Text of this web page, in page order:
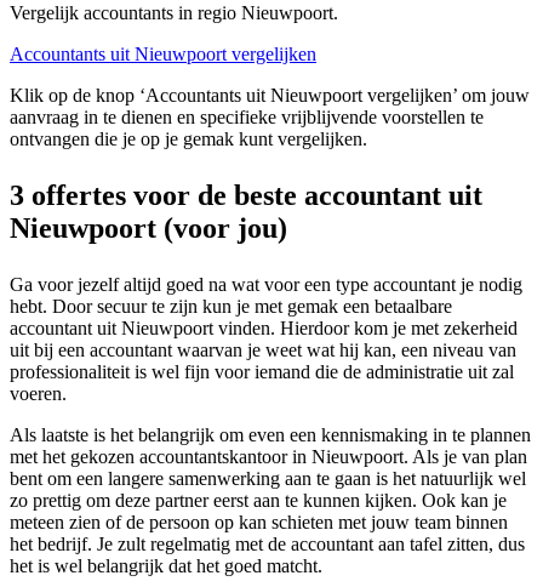
Vergelijk accountants in regio Nieuwpoort.
Accountants uit Nieuwpoort vergelijken
Klik op de knop ‘Accountants uit Nieuwpoort vergelijken’ om jouw
aanvraag in te dienen en specifieke vrijblijvende voorstellen te
ontvangen die je op je gemak kunt vergelijken.
3 offertes voor de beste accountant uit
Nieuwpoort (voor jou)
Ga voor jezelf altijd goed na wat voor een type accountant je nodig
hebt. Door secuur te zijn kun je met gemak een betaalbare
accountant uit Nieuwpoort vinden. Hierdoor kom je met zekerheid
uit bij een accountant waarvan je weet wat hij kan, een niveau van
professionaliteit is wel fijn voor iemand die de administratie uit zal
voeren.
Als laatste is het belangrijk om even een kennismaking in te plannen
met het gekozen accountantskantoor in Nieuwpoort. Als je van plan
bent om een langere samenwerking aan te gaan is het natuurlijk wel
zo prettig om deze partner eerst aan te kunnen kijken. Ook kan je
meteen zien of de persoon op kan schieten met jouw team binnen
het bedrijf. Je zult regelmatig met de accountant aan tafel zitten, dus
het is wel belangrijk dat het goed matcht.